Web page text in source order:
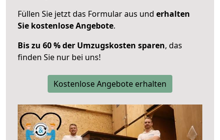
Füllen Sie jetzt das Formular aus und erhalten
Sie kostenlose Angebote.
Bis zu 60 % der Umzugskosten sparen, das
finden Sie nur bei uns!
Kostenlose Angebote erhalten